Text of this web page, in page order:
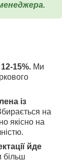
15%. Ми
​​із
на
якісно на
йде
більш